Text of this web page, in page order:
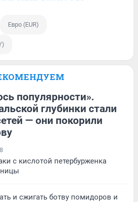
Евро (EUR)
популярности».
глубинки стали
— они покорили
с кислотой петербурженка
и сжигать ботву помидоров и